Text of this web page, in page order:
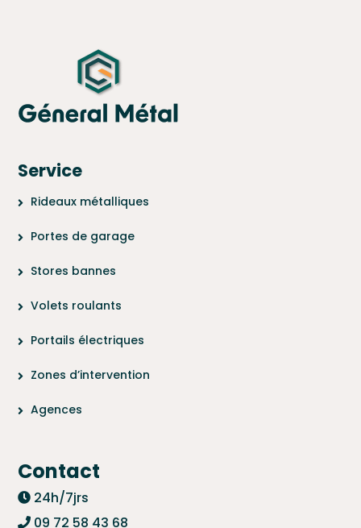
Service
Rideaux métalliques
Portes de garage
Stores bannes
Volets roulants
Portails électriques
Zones d’intervention
Agences
Contact
24h/7jrs
09 72 58 43 68